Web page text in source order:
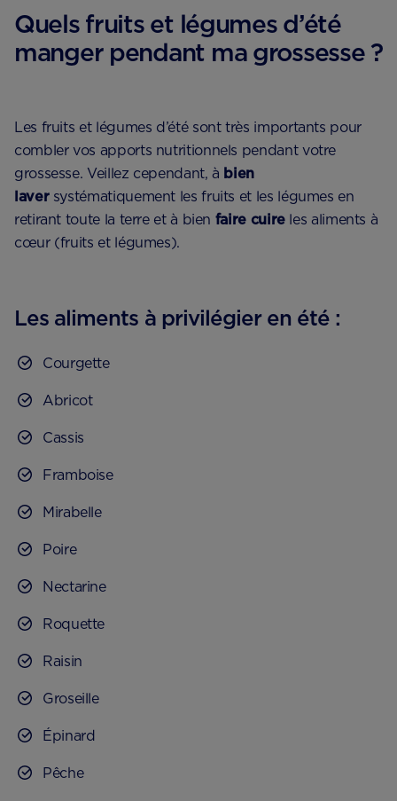
Quels fruits et légumes d’été
manger pendant ma grossesse ?
Les fruits et légumes d’été sont très importants pour
combler vos apports nutritionnels pendant votre
grossesse. Veillez cependant, à bien
laversystématiquement les fruits et les légumes en
retirant toute la terre et à bien faire cuireles aliments à
cœur (fruits et légumes).
Les aliments à privilégier en été :
Courgette
Abricot
Cassis
Framboise
Mirabelle
Poire
Nectarine
Roquette
Raisin
Groseille
Épinard
Pêche